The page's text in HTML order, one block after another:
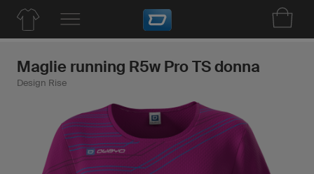
Maglie running R5w Pro TS donna
Design Rise